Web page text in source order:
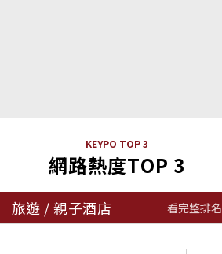
KEYPO TOP 3
網路熱度TOP 3
旅遊 /親子酒店 看完整排名